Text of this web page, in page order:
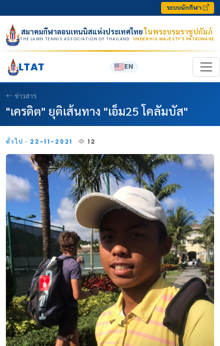
ระบบนักกีฬา
สมาคมกีฬาลอนเทนนิสแห่งประเทศไทยในพระบรมราชูปถัมภ์
THE LAWN TENNIS ASSOCIATION OF THAILAND · UNDER HIS MAJESTY’S PATRONAGE
LTAT EN
ข่าวสาร
"เครดิต" ยุติเส้นทาง "เอ็ม25 โคลัมบัส"
ทั่วไป · 22-11-2021 12